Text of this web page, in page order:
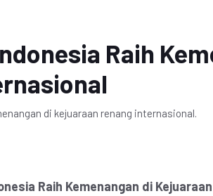
Raih
di kejuaraan renang internasional.
Raih Kemenangan di